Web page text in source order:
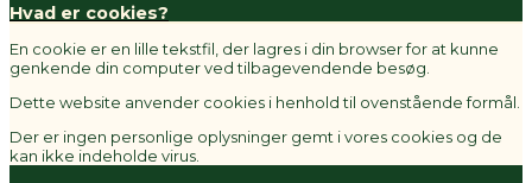
Hvad er cookies?
En cookie er en lille tekstfil, der lagres i din browser for at kunne
genkende din computer ved tilbagevendende besøg.
Dette website anvender cookies i henhold til ovenstående formål.
Der er ingen personlige oplysninger gemt i vores cookies og de
kan ikke indeholde virus.